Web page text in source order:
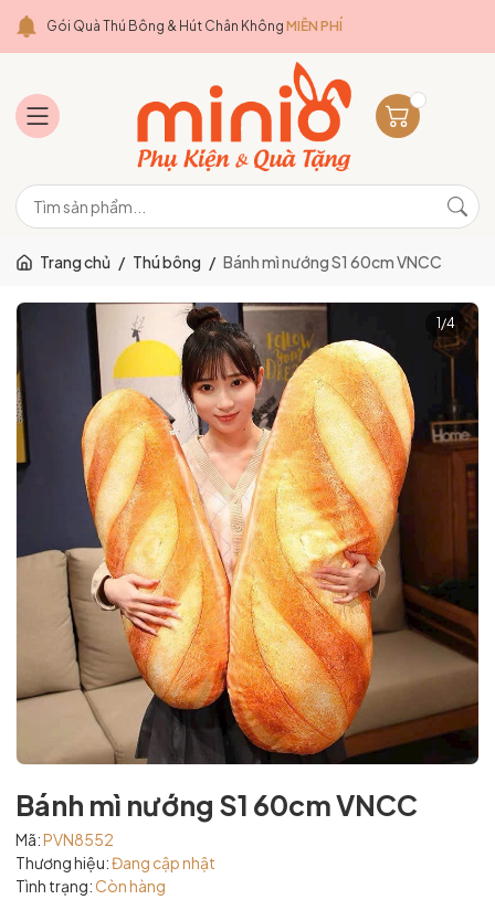
Gói Quà Thú Bông & Hút Chân Không MIỄN PHÍ
Trang chủ / Thú bông / Bánh mì nướng S1 60cm VNCC
1 /4
Bánh mì nướng S1 60cm VNCC
Mã:PVN8552
Thương hiệu:Đang cập nhật
Tình trạng:Còn hàng